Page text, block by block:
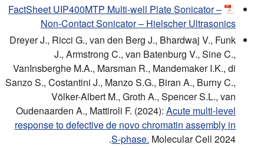
FactSheet UIP400MTP Multi-well Plate Sonicator –
Non-Contact Sonicator – Hielscher Ultrasonics
Dreyer J., Ricci G., van den Berg J., Bhardwaj V., Funk
J., Armstrong C., van Batenburg V., Sine C.,
VanInsberghe M.A., Marsman R., Mandemaker I.K., di
Sanzo S., Costantini J., Manzo S.G., Biran A., Burny C.,
Völker-Albert M., Groth A., Spencer S.L., van
Oudenaarden A., Mattiroli F. (2024): Acute multi-level
response to defective de novo chromatin assembly in
S-phase. Molecular Cell 2024.